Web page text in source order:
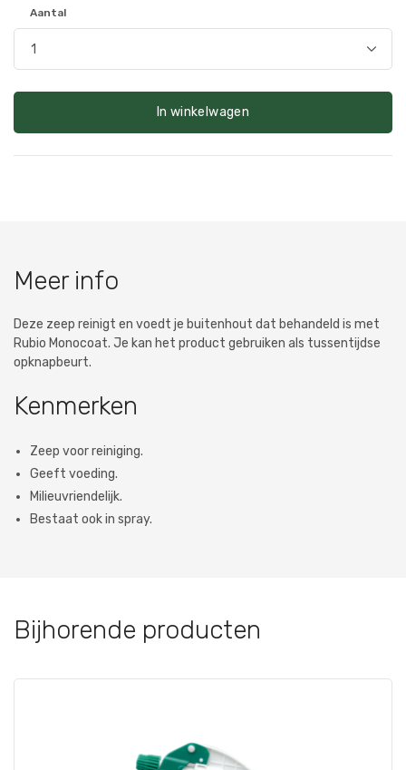
Aantal
In winkelwagen
Meer info
Deze zeep reinigt en voedt je buitenhout dat behandeld is met
Rubio Monocoat. Je kan het product gebruiken als tussentijdse
opknapbeurt.
Kenmerken
Zeep voor reiniging.
Geeft voeding.
Milieuvriendelijk.
Bestaat ook in spray.
Bijhorende producten